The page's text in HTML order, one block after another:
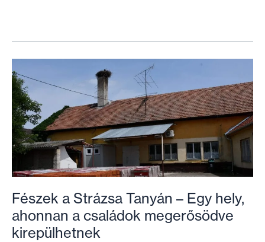
VIII.
kerülettel
fogunk
együttműködni
lakásfelújítási
programban
Fészek a Strázsa Tanyán – Egy hely,
ahonnan a családok megerősödve
kirepülhetnek